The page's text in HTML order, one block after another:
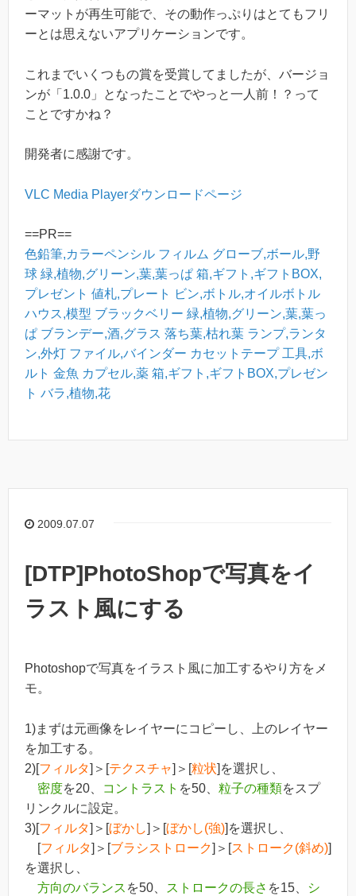
ーマットが再生可能で、その動作っぷりはとてもフリ
ーとは思えないアプリケーションです。
これまでいくつもの賞を受賞してましたが、バージョ
ンが「1.0.0」となったことでやっと一人前！？って
ことですかね？
開発者に感謝です。
VLC Media Playerダウンロードページ
==PR==
色鉛筆,カラーペンシル フィルム グローブ,ボール,野
球 緑,植物,グリーン,葉,葉っぱ 箱,ギフト,ギフトBOX,
プレゼント 値札,プレート
ビン,ボトル,オイルボトル
ハウス,模型 ブラックベリー 緑,植物,グリーン,葉,葉っ
ぱ ブランデー,酒,グラス 落ち葉,枯れ葉 ランプ,ランタ
ン,外灯 ファイル,バインダー カセットテープ 工具,ボ
ルト 金魚 カプセル,薬 箱,ギフト,ギフトBOX,プレゼン
ト バラ,植物,花
2009.07.07
[DTP]PhotoShopで写真をイ
ラスト風にする
Photoshopで写真をイラスト風に加工するやり方をメ
モ。
1)まずは元画像をレイヤーにコピーし、上のレイヤー
を加工する。
2)[フィルタ]＞[テクスチャ]＞[粒状]を選択し、
密度を20、 コントラスト を50、 粒子の種類をスプ
リンクルに設定。
3)[フィルタ]＞[ぼかし]＞[ぼかし(強)]を選択し、
[フィルタ]＞[ブラシストローク]＞[ストローク(斜め)]
を選択し、
方向のバランス を50、 ストロークの長さ を15、
シ